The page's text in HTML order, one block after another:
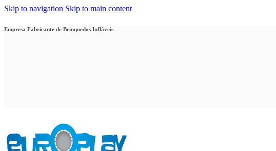
Skip to navigation Skip to main content
Empresa Fabricante de Brinquedos Infláveis